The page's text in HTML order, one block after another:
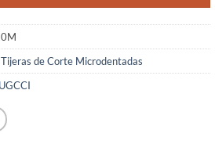
Tijeras de Corte Microdentadas